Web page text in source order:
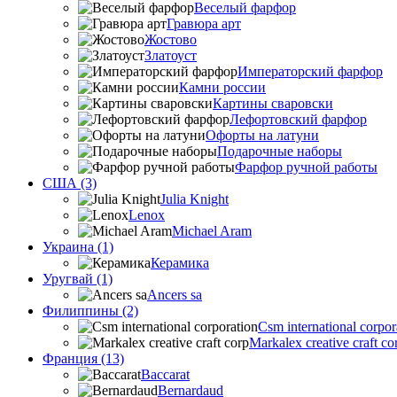
Веселый фарфор
Гравюра арт
Жостово
Златоуст
Императорский фарфор
Камни россии
Картины сваровски
Лефортовский фарфор
Офорты на латуни
Подарочные наборы
Фарфор ручной работы
США (3)
Julia Knight
Lenox
Michael Aram
Украина (1)
Керамика
Уругвай (1)
Ancers sa
Филиппины (2)
Csm international
Markalex creative craft
Франция (13)
Baccarat
Bernardaud